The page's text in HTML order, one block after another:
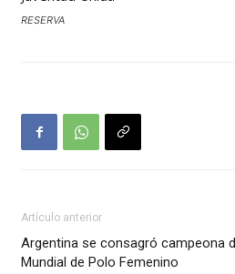
RESERVA
Artículo anterior
Argentina se consagró campeona
Mundial de Polo Femenino